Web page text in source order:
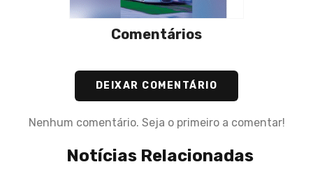
Comentários
DEIXAR COMENTÁRIO
Nenhum comentário. Seja o primeiro a comentar!
Notícias Relacionadas